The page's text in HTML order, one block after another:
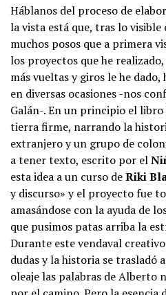
Háblanos del proceso de
la vista está que, tras lo
muchos posos que a primera
los proyectos que he
más vueltas y giros le he
en diversas ocasiones -nos
Galán-. En un principio el
tierra firme, narrando la
extranjero y un grupo de
a tener texto, escrito por el
esta idea a un curso deRiki
y discurso» y el proyecto fue
amasándose con la ayuda de
que pusimos patas arriba la
Durante este vendaval
dudas y la historia se trasladó
oleaje las palabras de Alberto